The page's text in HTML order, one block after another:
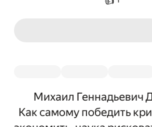
Михаил Геннадьевич
Как самому победить